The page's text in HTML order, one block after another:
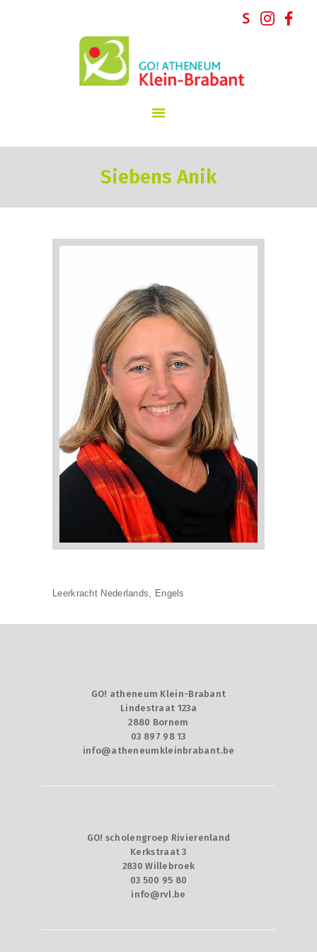
Siebens Anik
GO! atheneum Klein-Brabant
START
INSCHRIJVINGEN
SCHOOLREGLEMENT
PARTICIPATIE
Leerkracht Nederlands, Engels
GO! atheneum Klein-Brabant
Lindestraat 123a
2880 Bornem
03 897 98 13
info@atheneumkleinbrabant.be
GO! scholengroep Rivierenland
Kerkstraat 3
2830 Willebroek
03 500 95 80
info@rvl.be